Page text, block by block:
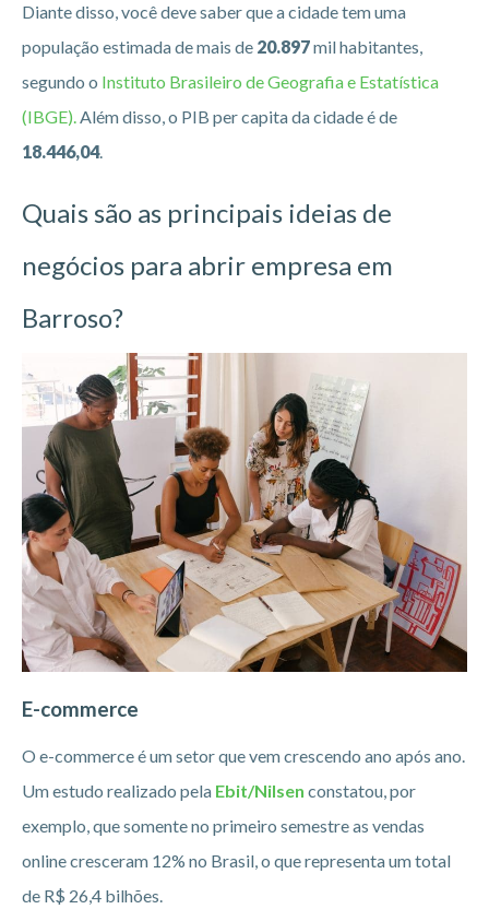
Diante disso, você deve saber que a cidade tem uma
população estimada de mais de 20.897mil habitantes,
segundo o Instituto Brasileiro de Geografia e Estatística
(IBGE).Além disso, o PIB per capita da cidade é de
18.446,04.
Quais são as principais ideias de
negócios para abrir empresa em
Barroso?
E-commerce
O e-commerce é um setor que vem crescendo ano após ano.
Um estudo realizado pela Ebit/Nilsen constatou, por
exemplo, que somente no primeiro semestre as vendas
online cresceram 12% no Brasil, o que representa um total
de R$ 26,4 bilhões.